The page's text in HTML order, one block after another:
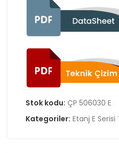
Stok kodu: ÇP 506030 E
Kategoriler: Etanj E